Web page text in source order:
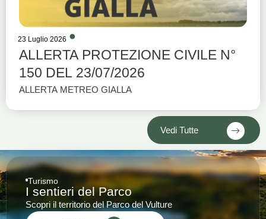
23 Luglio 2026
ALLERTA PROTEZIONE CIVILE N°
150 DEL 23/07/2026
ALLERTA METREO GIALLA
Vedi Tutte
Turismo
I sentieri del Parco
Scopri il territorio del Parco del Vulture